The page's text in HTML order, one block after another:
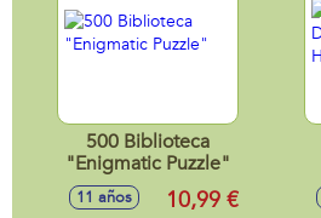
500 Biblioteca
"Enigmatic Puzzle"
11 años 10,99 €